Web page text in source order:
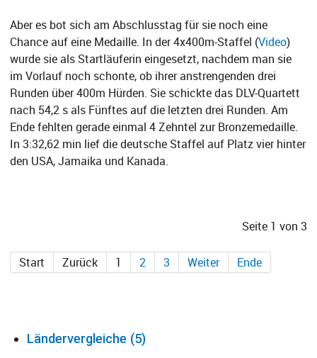
Aber es bot sich am Abschlusstag für sie noch eine
Chance auf eine Medaille. In der 4x400m-Staffel (Video)
wurde sie als Startläuferin eingesetzt, nachdem man sie
im Vorlauf noch schonte, ob ihrer anstrengenden drei
Runden über 400m Hürden. Sie schickte das DLV-Quartett
nach 54,2 s als Fünftes auf die letzten drei Runden. Am
Ende fehlten gerade einmal 4 Zehntel zur Bronzemedaille.
In 3:32,62 min lief die deutsche Staffel auf Platz vier hinter
den USA, Jamaika und Kanada.
Seite 1 von 3
Start Zurück 1 2 3 Weiter Ende
Ländervergleiche (5)